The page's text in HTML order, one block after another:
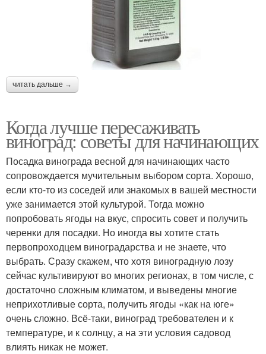
читать дальше →
Когда лучше пересаживать
виноград: советы для начинающих
Посадка винограда весной для начинающих часто
сопровождается мучительным выбором сорта. Хорошо,
если кто-то из соседей или знакомых в вашей местности
уже занимается этой культурой. Тогда можно
попробовать ягоды на вкус, спросить совет и получить
черенки для посадки. Но иногда вы хотите стать
первопроходцем виноградарства и не знаете, что
выбрать. Сразу скажем, что хотя виноградную лозу
сейчас культивируют во многих регионах, в том числе, с
достаточно сложным климатом, и выведены многие
неприхотливые сорта, получить ягоды «как на юге»
очень сложно. Всё-таки, виноград требователен и к
температуре, и к солнцу, а на эти условия садовод
влиять никак не может.